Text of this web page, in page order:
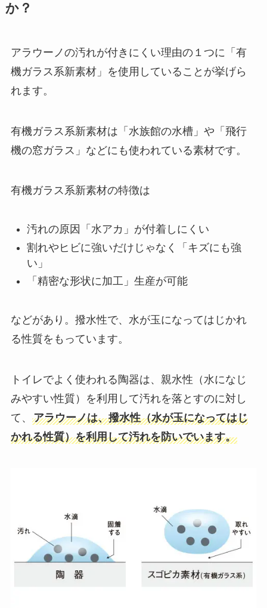
か？
アラウーノの汚れが付きにくい理由の１つに「有
機ガラス系新素材」を使用していることが挙げら
れます。
有機ガラス系新素材は「水族館の水槽」や「飛行
機の窓ガラス」などにも使われている素材です。
有機ガラス系新素材の特徴は
汚れの原因「水アカ」が付着しにくい
割れやヒビに強いだけじゃなく「キズにも強
い」
「精密な形状に加工」生産が可能
などがあり。撥水性で、水が玉になってはじかれ
る性質をもっています。
トイレでよく使われる陶器は、親水性（水になじ
みやすい性質）を利用して汚れを落とすのに対し
て、 アラウーノは、撥水性（水が玉になってはじ
かれる性質）を利用して汚れを防いでいます。